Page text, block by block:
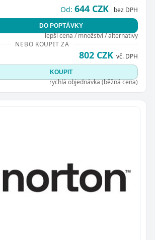
Od: 644 CZK bez DPH
DO POPTÁVKY
lepší cena / množství / alternativy
NEBO KOUPIT ZA
802 CZK vč. DPH
KOUPIT
rychlá objednávka (běžná cena)